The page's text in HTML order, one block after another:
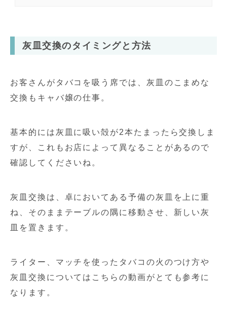
灰皿交換のタイミングと方法
お客さんがタバコを吸う席では、灰皿のこまめな
交換もキャバ嬢の仕事。
基本的には灰皿に吸い殻が2本たまったら交換しま
すが、これもお店によって異なることがあるので
確認してくださいね。
灰皿交換は、卓においてある予備の灰皿を上に重
ね、そのままテーブルの隅に移動させ、新しい灰
皿を置きます。
ライター、マッチを使ったタバコの火のつけ方や
灰皿交換についてはこちらの動画がとても参考に
なります。